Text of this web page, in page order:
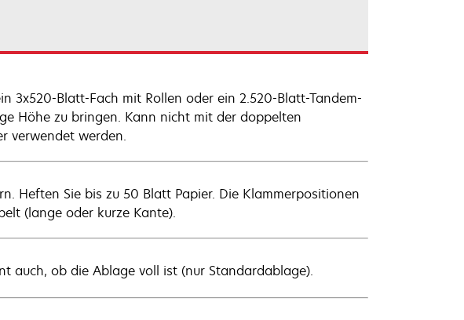
3x520-Blatt-Fach mit Rollen oder ein 2.520-Blatt-Tandem-
Höhe zu bringen. Kann nicht mit der doppelten
verwendet werden.
Heften Sie bis zu 50 Blatt Papier. Die Klammerpositionen
(lange oder kurze Kante).
auch, ob die Ablage voll ist (nur Standardablage).